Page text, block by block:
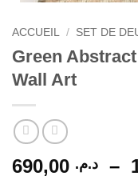
ACCUEIL / SET DE
Green
Wall Art
د.م. –